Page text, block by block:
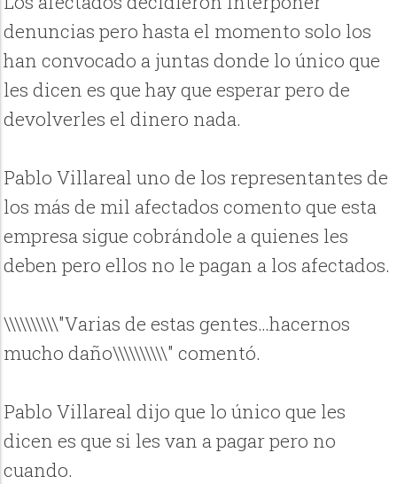
denuncias pero hasta el momento solo los
han convocado a juntas donde lo único que
les dicen es que hay que esperar pero de
devolverles el dinero nada.
Pablo Villareal uno de los representantes de
los más de mil afectados comento que esta
empresa sigue cobrándole a quienes les
deben pero ellos no le pagan a los afectados.
\\\\\\\\\\"Varias de estas gentes…hacernos
mucho daño\\\\\\\\\\" comentó.
Pablo Villareal dijo que lo único que les
dicen es que si les van a pagar pero no
cuando.